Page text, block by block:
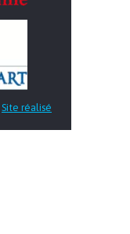
Site réalisé